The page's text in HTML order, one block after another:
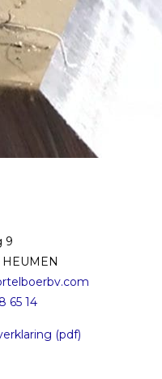
9
HEUMEN
65 14
(pdf)